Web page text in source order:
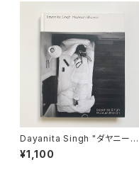
Dayanita Singh "ダヤニータ・
シン : インドの大きな家の美術
館"
¥1,100